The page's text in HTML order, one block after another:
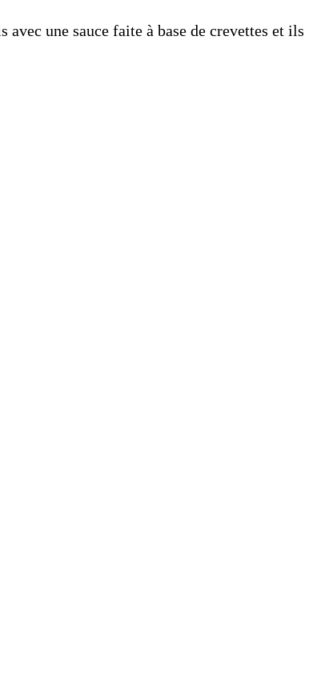
avec une sauce faite à base de crevettes et ils